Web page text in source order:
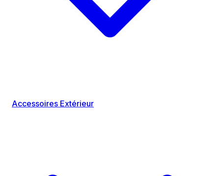
Accessoires Extérieur